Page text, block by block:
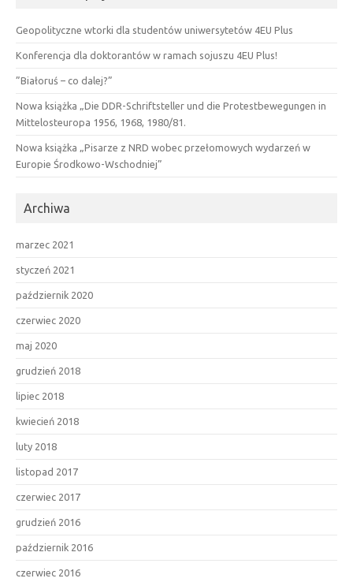
Geopolityczne wtorki dla studentów uniwersytetów 4EU Plus
Konferencja dla doktorantów w ramach sojuszu 4EU Plus!
”Białoruś – co dalej?”
Nowa książka „Die DDR-Schriftsteller und die Protestbewegungen in
Mittelosteuropa 1956, 1968, 1980/81.
Nowa książka „Pisarze z NRD wobec przełomowych wydarzeń w
Europie Środkowo-Wschodniej”
Archiwa
marzec 2021
styczeń 2021
październik 2020
czerwiec 2020
maj 2020
grudzień 2018
lipiec 2018
kwiecień 2018
luty 2018
listopad 2017
czerwiec 2017
grudzień 2016
październik 2016
czerwiec 2016